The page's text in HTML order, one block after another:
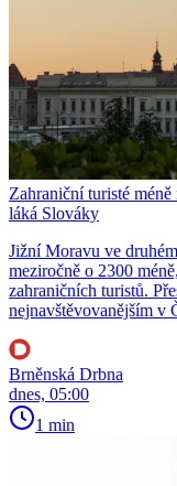
Zahraniční turisté
láká Slováky
Jižní Moravu ve
meziročně o 2300
zahraničních turistů.
nejnavštěvovanějším v
Brněnská Drbna
dnes, 05:00
1 min